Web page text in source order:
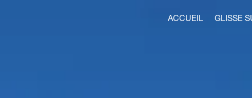
ACCUEIL GLISSE